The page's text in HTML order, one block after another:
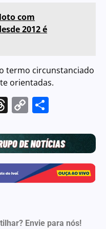
com
2012 é
termo circunstanciado
orientadas.
Threads
Copy
Envie para nós!